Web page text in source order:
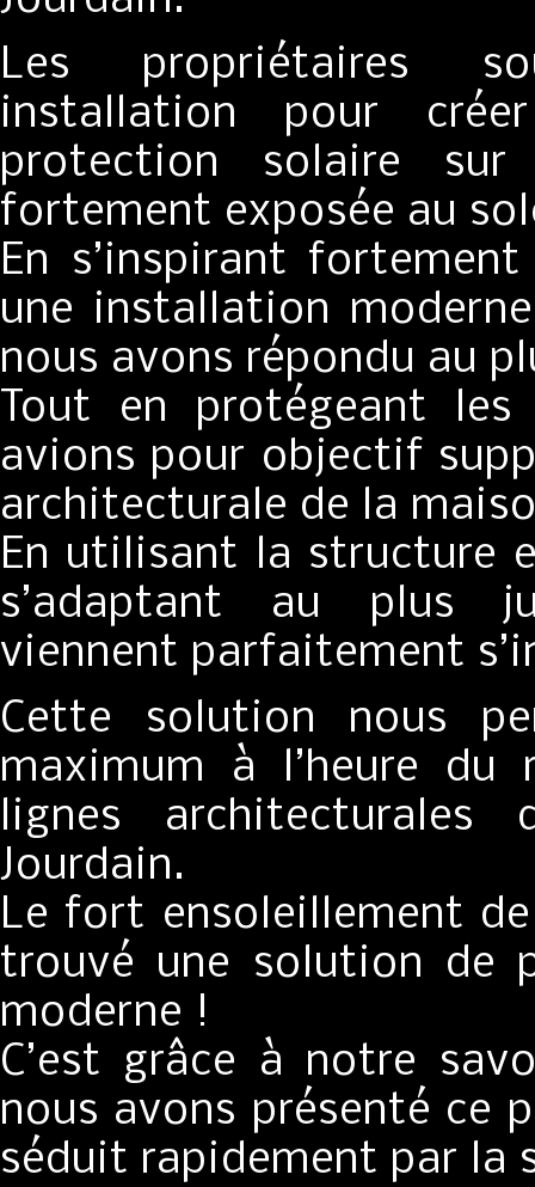
Les propriétaires
installation pour
protection solaire
fortement exposée au
En s’inspirant
une installation
nous avons répondu au
Tout en protégeant
avions pour objectif
architecturale de la
En utilisant la structure
s’adaptant au plus
viennent parfaitement
Cette solution nous
maximum à l’heure
lignes
Jourdain.
Le fort ensoleillement
trouvé une solution de
moderne !
C’est grâce à notre
nous avons présenté ce
séduit rapidement par la